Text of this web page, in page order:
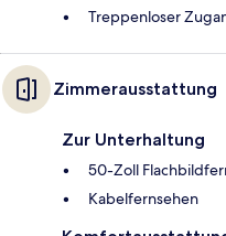
Treppenloser
Zimmerausstattung
Zur Unterhaltung
50-Zoll
Kabelfernsehen